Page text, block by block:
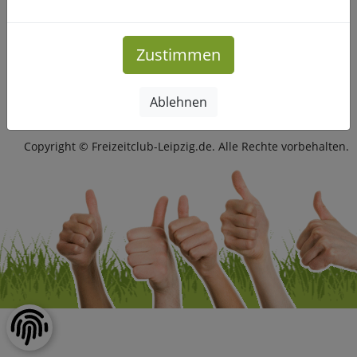
Mehr Infos
Copyright © Freizeitclub-Leipzig.de. Alle Rechte vorbehalten.
Zustimmen
Ablehnen